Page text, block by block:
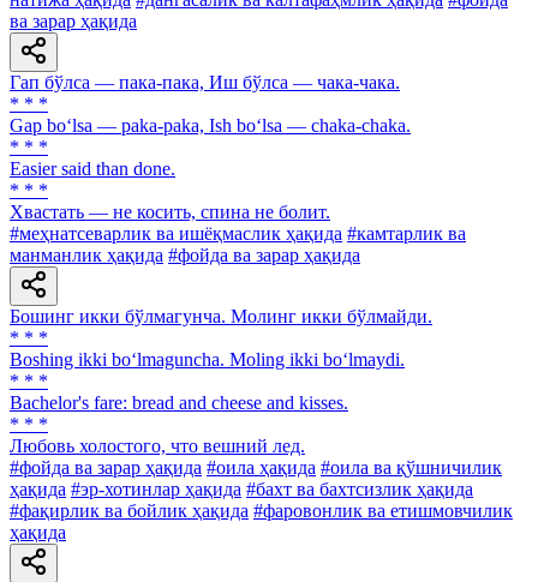
ва зарар ҳақида
Гап бўлса — пака-пака, Иш бўлса — чака-чака.
* * *
Gap bo‘lsa — paka-paka, Ish bo‘lsa — chaka-chaka.
* * *
Easier said than done.
* * *
Хвастать — не косить, спина не болит.
#меҳнатсеварлик ва ишёқмаслик ҳақида #камтарлик ва
манманлик ҳақида #фойда ва зарар ҳақида
Бошинг икки бўлмагунча. Молинг икки бўлмайди.
* * *
Boshing ikki bo‘lmaguncha. Moling ikki bo‘lmaydi.
* * *
Bachelor's fare: bread and cheese and kisses.
* * *
Любовь холостого, что вешний лед.
#фойда ва зарар ҳақида #оила ҳақида #оила ва қўшничилик
ҳақида #эр-хотинлар ҳақида #бахт ва бахтсизлик ҳақида
#фақирлик ва бойлик ҳақида #фаровонлик ва етишмовчилик
ҳақида